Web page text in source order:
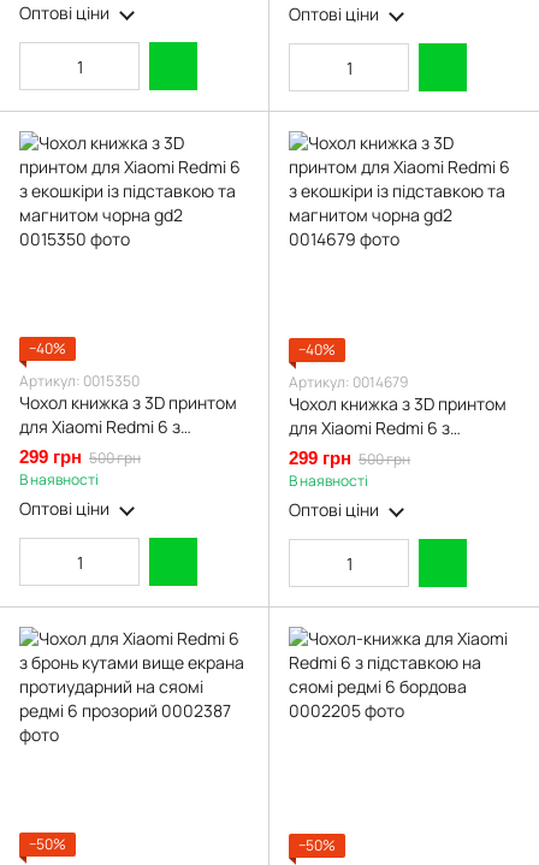
Оптові ціни Оптові ціни
−40%
Артикул: 0015350
Чохол книжка з 3D принтом
для Xiaomi Redmi 6 з
екошкіри із підставкою та
магнитом чорна gd2
299 грн 500 грн
В наявності
Оптові ціни
−40%
Артикул: 0014679
Чохол книжка з 3D принтом
для Xiaomi Redmi 6 з
екошкіри із підставкою та
магнитом чорна gd2
299 грн 500 грн
В наявності
Оптові ціни
−50%
−50%